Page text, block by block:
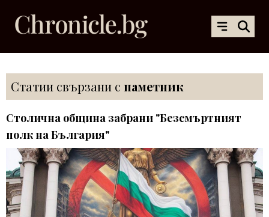
Статии свързани с паметник
Столична община забрани "Безсмъртният
полк на България"